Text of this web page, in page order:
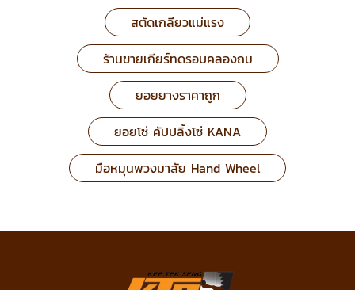
สตัดเกลียวแม่แรง
ร้านขายเกียร์ทดรอบคลองถม
ยอยยางราคาถูก
ยอยโซ่ คัปปลิ้งโซ่ KANA
มือหมุนพวงมาลัย Hand Wheel